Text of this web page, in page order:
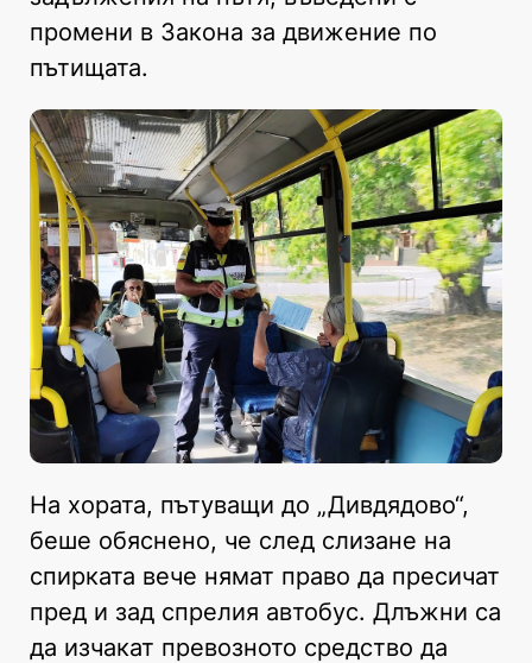
промени в Закона за движение по
пътищата.
На хората, пътуващи до „Дивдядово“,
беше обяснено, че след слизане на
спирката вече нямат право да пресичат
пред и зад спрелия автобус. Длъжни са
да изчакат превозното средство да